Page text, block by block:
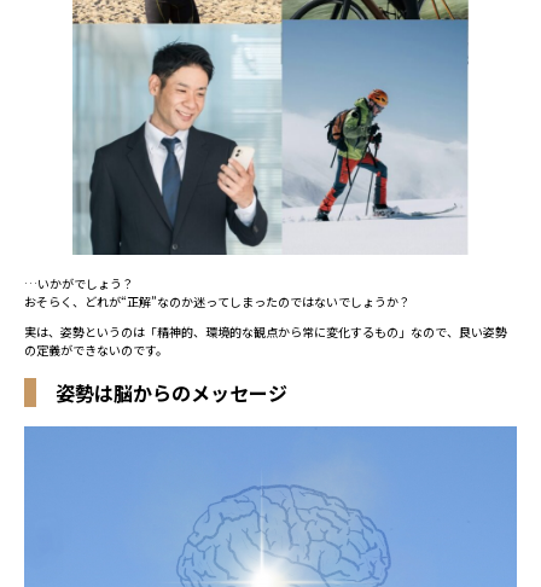
…いかがでしょう？
おそらく、どれが“正解”なのか迷ってしまったのではないでしょうか？
実は、姿勢というのは「精神的、環境的な観点から常に変化するもの」なので、良い姿勢
の定義ができないのです。
姿勢は脳からのメッセージ